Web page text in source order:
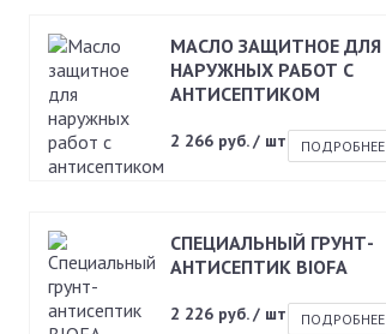
МАСЛО ЗАЩИТНОЕ ДЛЯ
НАРУЖНЫХ РАБОТ С
АНТИСЕПТИКОМ
2 266 руб. / шт ПОДРОБНЕЕ
СПЕЦИАЛЬНЫЙ ГРУНТ-
АНТИСЕПТИК BIOFA
2 226 руб. / шт ПОДРОБНЕЕ